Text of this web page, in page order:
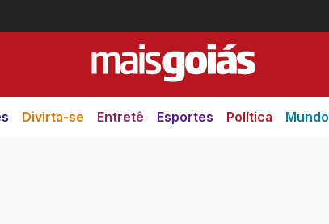
Divirta-se Entretê Esportes Política Mundo